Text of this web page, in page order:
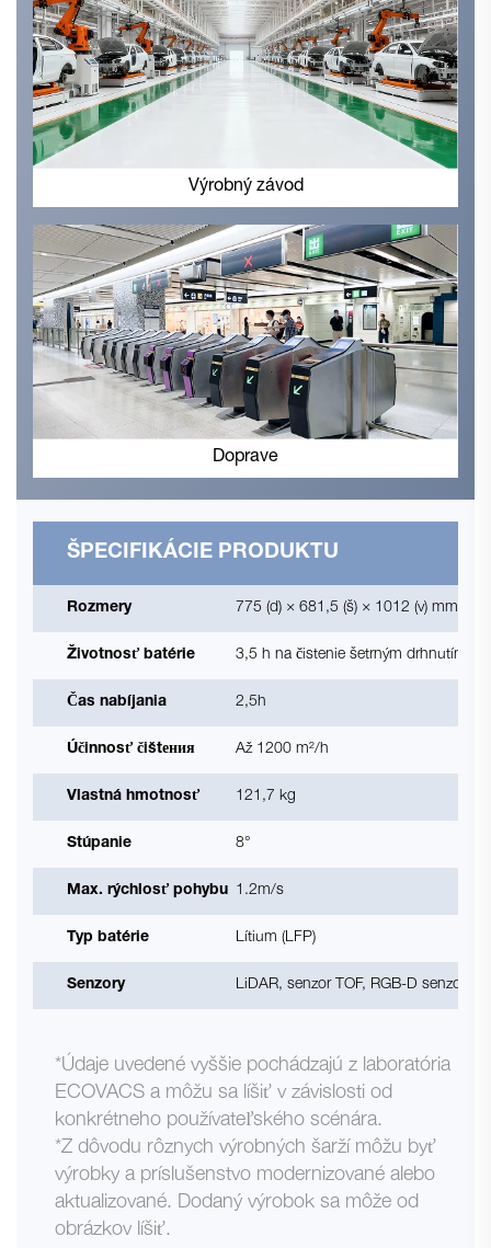
Výrobný závod
Doprave
ŠPECIFIKÁCIE PRODUKTU
Rozmery 775 (d) × 681,5 (š) × 1012 (v) mm
Životnosť batérie 3,5 h na čistenie šetrným drhnutím;
Čas nabíjania 2,5h
Účinnosť čištения Až 1200 m²/h
Vlastná hmotnosť 121,7 kg
Stúpanie 8°
Max. rýchlosť pohybu 1.2m/s
Typ batérie Lítium (LFP)
Senzory LiDAR, senzor TOF, RGB-D senzor,
*Údaje uvedené vyššie pochádzajú z laboratória
ECOVACS a môžu sa líšiť v závislosti od
konkrétneho používateľského scénára.
*Z dôvodu rôznych výrobných šarží môžu byť
výrobky a príslušenstvo modernizované alebo
aktualizované. Dodaný výrobok sa môže od
obrázkov líšiť.